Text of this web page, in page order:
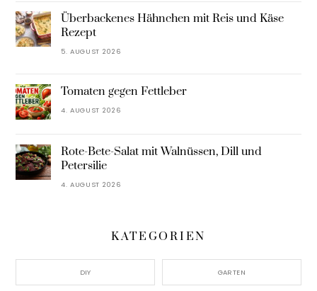
Überbackenes Hähnchen mit Reis und Käse
Rezept
5. AUGUST 2026
Tomaten gegen Fettleber
4. AUGUST 2026
Rote-Bete-Salat mit Walnüssen, Dill und
Petersilie
4. AUGUST 2026
KATEGORIEN
DIY GARTEN